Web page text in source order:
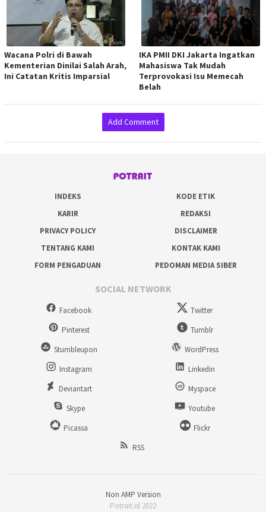
Wacana Polri di Bawah
Kementerian Dinilai Salah Arah,
Ini Catatan Kritis Imparsial
IKA PMII DKI Jakarta Ingatkan
Mahasiswa Tak Mudah
Terprovokasi Isu Memecah
Belah
Add Comment
INDEKS
KODE ETIK
KARIR
REDAKSI
PRIVACY POLICY
DISCLAIMER
TENTANG KAMI
KONTAK KAMI
FORM PENGADUAN
PEDOMAN MEDIA SIBER
SOCIAL NETWORK
Facebook
Twitter
Pinterest
Tumblr
Stumbleupon
WordPress
Instagram
Linkedin
Deviantart
Myspace
Skype
Youtube
Picassa
Flickr
RSS
Non AMP Version
Potrait.id 2022